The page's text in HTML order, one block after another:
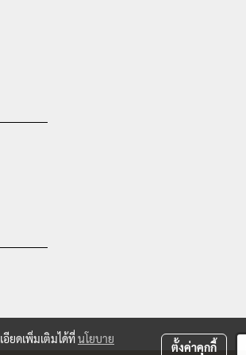
ยดเพิ่มเติมได้ที่นโยบาย
ตั้งค่าคุกกี้